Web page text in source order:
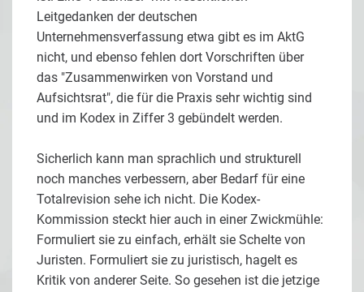
Leitgedanken der deutschen
Unternehmensverfassung etwa gibt es im AktG
nicht, und ebenso fehlen dort Vorschriften über
das "Zusammenwirken von Vorstand und
Aufsichtsrat", die für die Praxis sehr wichtig sind
und im Kodex in Ziffer 3 gebündelt werden.
Sicherlich kann man sprachlich und strukturell
noch manches verbessern, aber Bedarf für eine
Totalrevision sehe ich nicht. Die Kodex-
Kommission steckt hier auch in einer Zwickmühle:
Formuliert sie zu einfach, erhält sie Schelte von
Juristen. Formuliert sie zu juristisch, hagelt es
Kritik von anderer Seite. So gesehen ist die jetzige